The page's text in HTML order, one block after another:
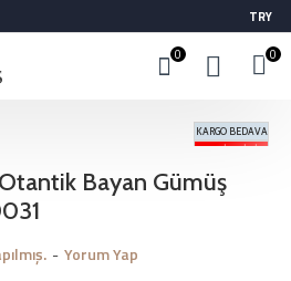
TRY
0 0
KARGO BEDAVA
%50 İNDIRIM
Bayan Gümüş
- Yorum Yap